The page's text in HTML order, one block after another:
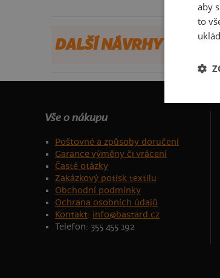
DALŠÍ NÁVRHY OD
Vše o nákupu
Poštovné a způsoby doručení
Garance výměny či vrácení
Časté otázky
Zakázkový potisk textilu
Obchodní podmínky
Ochrana osobních údajů
Kontakt: info@bastard.cz
Telefon: 355 455 192
aby
to